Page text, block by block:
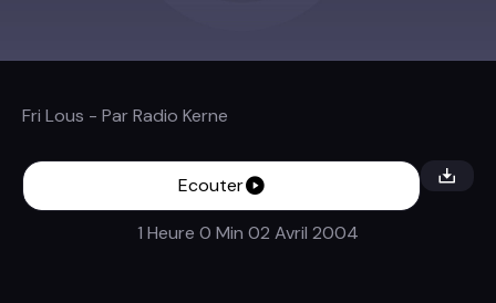
Fri Lous - ParRadio Kerne
Ecouter
1 Heure 0 Min 02 Avril 2004